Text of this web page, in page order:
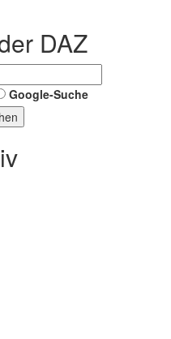
DAZ
Google-Suche